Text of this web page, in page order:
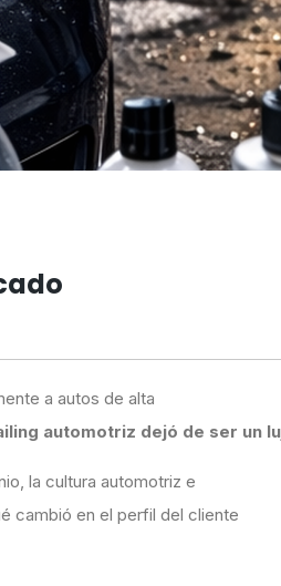
a autos de alta
automotriz dejó de ser un
la cultura automotriz e
cambió en el perfil del cliente